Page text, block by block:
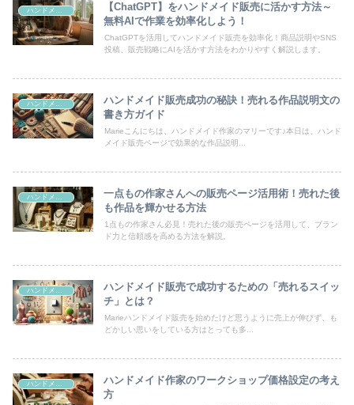
ハンドメイド販売
【ChatGPT】をハンドメイド販売に活かす方法～
無料AIで作業を効率化しよう！
ChatGPTを活用してハンドメイド販売を効率化！商品説明やSNS
投稿、販売戦略にAIを活かす方法をわかりやすく解説します。
ハンドメイド販売
ハンドメイド販売成功の秘訣！売れる作品説明文の
書き方ガイド
Marieこんにちは、ハンドメイド作家のマリーです♪本日は、ハンド
メイド販売ページで効果的な作品説明...
ハンドメイド販売
一点もの作家さんへの販売ページ活用術！売れた後
も作品を輝かせる方法
1点もの作家さん必見！売れた後の販売ページを活用して、ブラン
ド力と信頼感を高める方法を解説。
ハンドメイド販売で成功するための「売れるスイッ
チ」とは？
Marieハンドメイド販売を始めたけど思うように売上が伸びず、も
どかしい思いをしている方はとっても多...
ハンドメイド作家のワークショップ価格設定の考え
方